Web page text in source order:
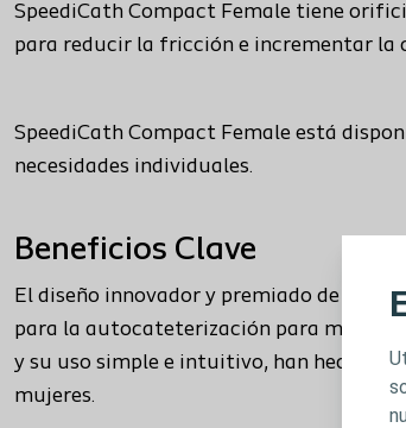
SpeediCath Compact Female tiene
para reducir la fricción e incrementar la
SpeediCath Compact Female está
necesidades individuales.
Beneficios Clave
El diseño innovador y premiado de
para la autocateterización para
y su uso simple e intuitivo, han hecho
mujeres.